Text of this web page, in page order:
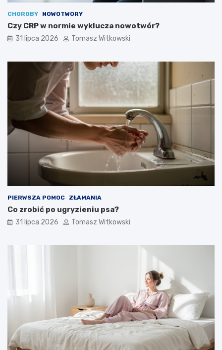
CHOROBY NOWOTWORY
Czy CRP w normie wyklucza nowotwór?
31 lipca 2026 Tomasz Witkowski
PIERWSZA POMOC ZŁAMANIA
Co zrobić po ugryzieniu psa?
31 lipca 2026 Tomasz Witkowski